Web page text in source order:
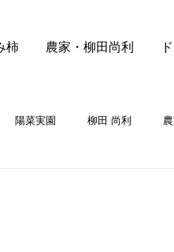
柿 農家・柳田尚利
陽菜実園 柳田 尚利